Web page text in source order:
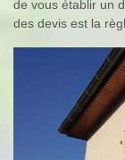
de vous établir un
des devis est la